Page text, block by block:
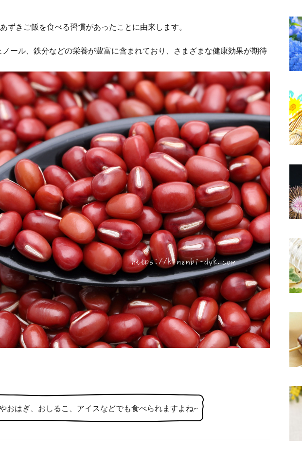
ずきご飯を食べる習慣があったことに由来します。
ール、鉄分などの栄養が豊富に含まれており、さまざまな健康効果が期待
おはぎ、おしるこ、アイスなどでも食べられますよね~